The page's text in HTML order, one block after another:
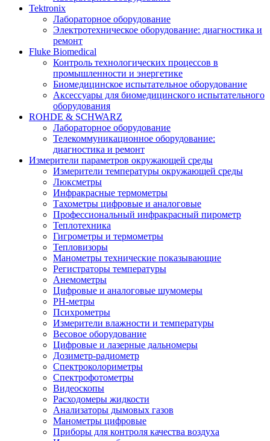
Tektronix
Лабораторное оборудование
Электротехническое оборудование: диагностика и
ремонт
Fluke Biomedical
Контроль технологических процессов в
промышленности и энергетике
Биомедицинское испытательное оборудование
Аксессуары для биомедицинского испытательного
оборудования
ROHDE & SCHWARZ
Лабораторное оборудование
Телекоммуникационное оборудование:
диагностика и ремонт
Измерители параметров окружающей среды
Измерители температуры окружающей среды
Люксметры
Инфракрасные термометры
Тахометры цифровые и аналоговые
Профессиональный инфракрасный пирометр
Теплотехника
Гигрометры и термометры
Тепловизоры
Манометры технические показывающие
Регистраторы температуры
Анемометры
Цифровые и аналоговые шумомеры
PH-метры
Психрометры
Измерители влажности и температуры
Весовое оборудование
Цифровые и лазерные дальномеры
Дозиметр-радиометр
Спектроколориметры
Спектрофотометры
Видеоскопы
Расходомеры жидкости
Анализаторы дымовых газов
Манометры цифровые
Приборы для контроля качества воздуха